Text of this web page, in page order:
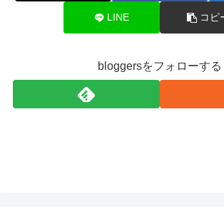
LINE コピ
bloggersをフォローする